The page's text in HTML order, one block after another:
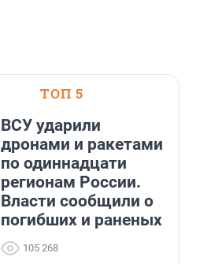
ТОП 5
ВСУ ударили
дронами и ракетами
по одиннадцати
регионам России.
Власти сообщили о
погибших и раненых
105 268